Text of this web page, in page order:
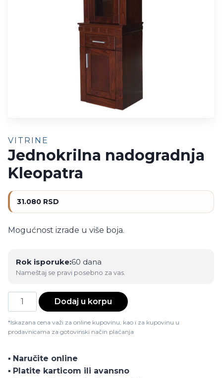
VITRINE
Jednokrilna nadogradnja
Kleopatra
31.080 RSD
Mogućnost izrade u više boja.
Rok isporuke:60 dana
Nameštaj se pravi posebno za vas.
Jednokrilna
nadogradnja
Kleopatra
količina
Dodaj u korpu
*Iskazana cena važi za online kupovinu, kao i za kupovinu u
prodavnicama za gotovinski način plaćanja
▪️ Naručite online
▪️ Platite karticom ili avansno